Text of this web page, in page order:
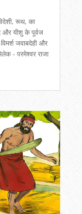
रूथ, का
और यीशु के पूर्वज
जवाबदेही और
- परमेश्वर राजा